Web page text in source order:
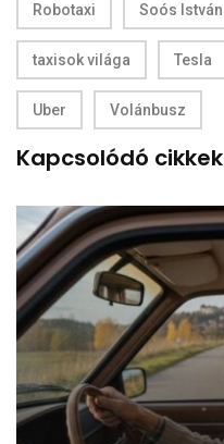
Robotaxi Soós István
taxisok világa Tesla
Uber Volánbusz
Kapcsolódó cikkek